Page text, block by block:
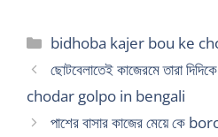
Categories
bidhoba kajer bou ke
ছোটবেলাতেই কাজেরমে তারা
chodar golpo in bengali
পাশের বাসার কাজের মেয়ে কে